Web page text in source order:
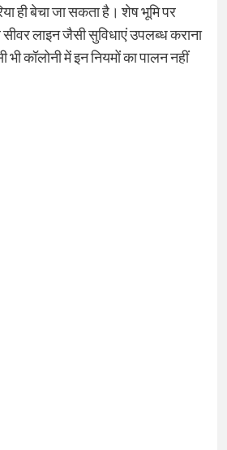
ही बेचा जा सकता है। शेष भूमि पर
लाइन जैसी सुविधाएं उपलब्ध कराना
कॉलोनी में इन नियमों का पालन नहीं